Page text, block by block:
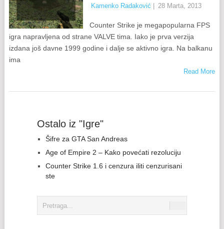
Kamenko Radaković 28 Marta, 2013
Counter Strike je megapopularna FPS
igra napravljena od strane VALVE tima. Iako je prva verzija
izdana još davne 1999 godine i dalje se aktivno igra. Na balkanu
ima
Read More
Ostalo iz "Igre"
Šifre za GTA San Andreas
Age of Empire 2 – Kako povećati rezoluciju
Counter Strike 1.6 i cenzura iliti cenzurisani
ste